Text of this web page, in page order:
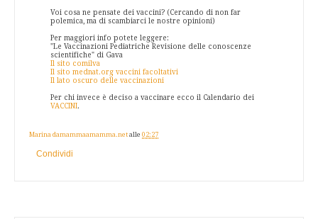
Voi cosa ne pensate dei vaccini? (Cercando di non far
polemica, ma di scambiarci le nostre opinioni)
Per maggiori info potete leggere:
"Le Vaccinazioni Pediatriche Revisione delle conoscenze
scientifiche" di Gava
Il sito comilva
Il sito mednat.org vaccini facoltativi
Il lato oscuro delle vaccinazioni
Per chi invece è deciso a vaccinare ecco il Calendario dei
VACCINI.
Marina damammaamamma.net alle 02:27
Condividi